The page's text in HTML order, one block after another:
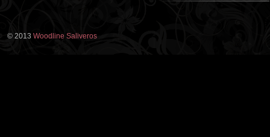
© 2013 Woodline Saliveros